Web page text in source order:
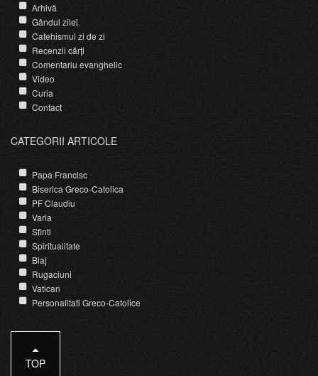
Arhivă
Gândul zilei
Catehismul zi de zi
Recenzii cărți
Comentariu evanghelic
Video
Curia
Contact
CATEGORII ARTICOLE
Papa Francisc
Biserica Greco-Catolica
PF Claudiu
Varia
Sfinti
Spiritualitate
Blaj
Rugaciuni
Vatican
Personalitati Greco-Catolice
TOP